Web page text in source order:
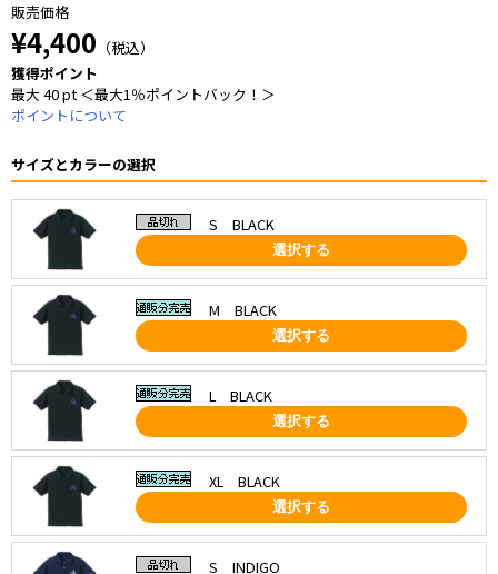
販売価格
¥4,400 （税込）
獲得ポイント
最大 40 pt ＜最大1％ポイントバック！＞
ポイントについて
サイズとカラーの選択
S BLACK
選択する
M BLACK
選択する
L BLACK
選択する
XL BLACK
選択する
S INDIGO